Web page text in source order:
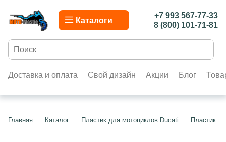
Каталоги
+7 993 567-77-33
8 (800) 101-71-81
Доставка и оплата Свой дизайн Акции Блог
Главная Каталог Пластик для мотоциклов Ducati Пластик